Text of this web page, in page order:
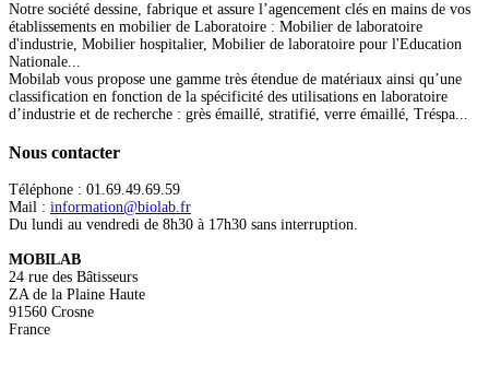
Notre société dessine, fabrique et assure l’agencement clés en mains de vos
établissements en mobilier de Laboratoire : Mobilier de laboratoire
d'industrie, Mobilier hospitalier, Mobilier de laboratoire pour l'Education
Nationale...
Mobilab vous propose une gamme très étendue de matériaux ainsi qu’une
classification en fonction de la spécificité des utilisations en laboratoire
d’industrie et de recherche : grès émaillé, stratifié, verre émaillé, Tréspa...
Nous contacter
Téléphone : 01.69.49.69.59
Mail : information@biolab.fr
Du lundi au vendredi de 8h30 à 17h30 sans interruption.
MOBILAB
24 rue des Bâtisseurs
ZA de la Plaine Haute
91560 Crosne
France